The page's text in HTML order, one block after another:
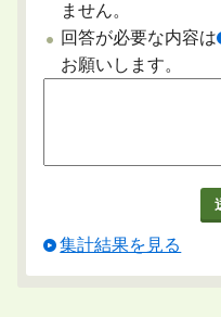
ません。
回答が必要な内容は
お願いします。
集計結果を見る